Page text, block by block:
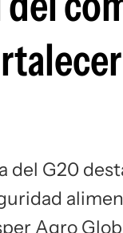
del G20
Agro